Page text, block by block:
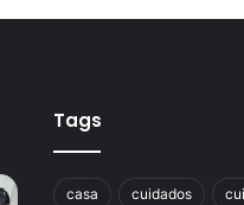
Tags
casa cuidados